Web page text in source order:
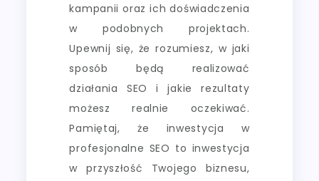
kampanii oraz ich doświadczenia
w podobnych projektach.
Upewnij się, że rozumiesz, w jaki
sposób będą realizować
działania SEO i jakie rezultaty
możesz realnie oczekiwać.
Pamiętaj, że inwestycja w
profesjonalne SEO to inwestycja
w przyszłość Twojego biznesu,